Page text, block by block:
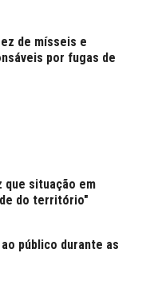
de mísseis e
por fugas de
que situação em
do território"
público durante as